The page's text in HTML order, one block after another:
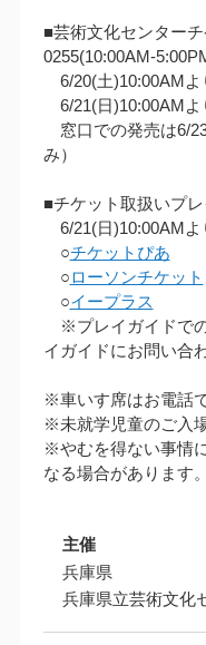
■芸術文化センター
6/20(土)10:00AMよ
6/21(日)10:00AMよ
窓口での発売は6/
み）
■チケット取扱いプ
6/21(日)10:00AMよ
○チケットぴあ
○ローソンチケット
○イープラス
※プレイガイドで
イガイドにお問い合
※車いす席はお電話
※未就学児童のご入
※やむを得ない事情
なる場合があります
主催
兵庫県
兵庫県立芸術文化